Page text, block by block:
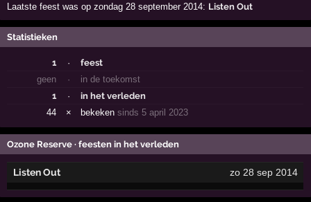
Laatste feest was op zondag 28 september 2014: Listen Out
Statistieken
1 ·
feest
geen
·
in de toekomst
1
·
in het verleden
44
× bekekensinds 5 april 2023
Ozone Reserve · feesten in het verleden
Listen Out zo 28 sep 2014